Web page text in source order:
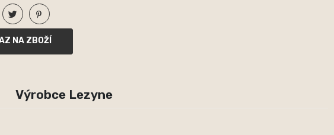
NA ZBOŽÍ
Výrobce Lezyne